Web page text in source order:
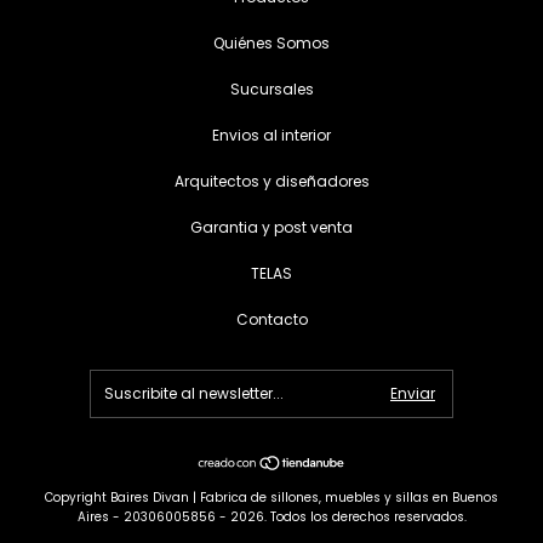
Quiénes Somos
Sucursales
Envios al interior
Arquitectos y diseñadores
Garantia y post venta
TELAS
Contacto
Copyright Baires Divan | Fabrica de sillones, muebles y sillas en Buenos
Aires - 20306005856 - 2026. Todos los derechos reservados.